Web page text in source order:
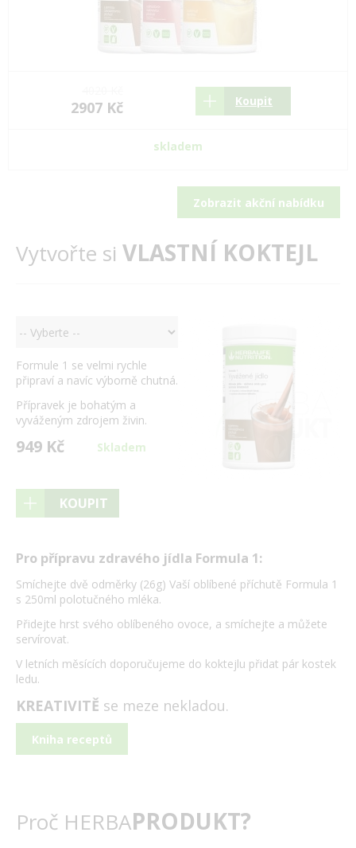
2907 Kč Koupit
skladem
Zobrazit akční nabídku
Vytvořte si VLASTNÍ KOKTEJL
Formule 1 se velmi rychle
připraví a navíc výborně chutná.
Přípravek je bohatým a
vyváženým zdrojem živin.
949 Kč Skladem
KOUPIT
Pro přípravu zdravého jídla Formula 1:
Smíchejte dvě odměrky (26g) Vaší oblíbené příchutě Formula 1
s 250ml polotučného mléka.
Přidejte hrst svého oblíbeného ovoce, a smíchejte a můžete
servírovat.
V letních měsících doporučujeme do koktejlu přidat pár kostek
ledu.
KREATIVITĚ se meze nekladou.
Kniha receptů
Proč HERBAPRODUKT?